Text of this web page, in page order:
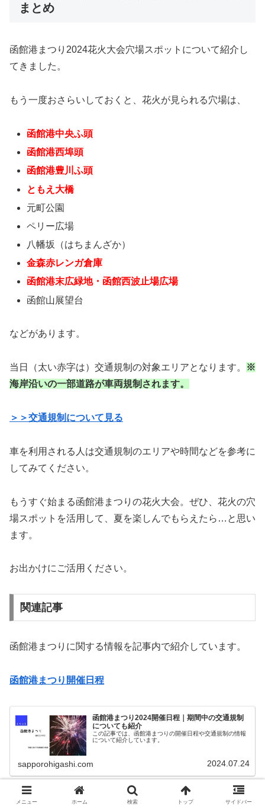
まとめ
函館港まつり2024花火大会穴場スポットについて紹介し
てきました。
もう一度おさらいしておくと、花火が見られる穴場は、
函館港中央ふ頭
函館港西埠頭
函館港豊川ふ頭
ともえ大橋
元町公園
ペリー広場
八幡坂（はちまんざか）
金森赤レンガ倉庫
函館港末広緑地・函館西波止場広場
函館山展望台
などがあります。
当日（太い赤字は）交通規制の対象エリアとなります。
※
海岸沿いの一部道路が車両規制されます。
＞＞交通規制について見る
車を利用される人は交通規制のエリアや時間などを参考に
してみてください。
もうすぐ始まる函館港まつりの花火大会。ぜひ、花火の穴
場スポットを活用して、夏を楽しんでもらえたら…と思い
ます。
お出かけにご活用ください。
関連記事
函館港まつりに関する情報を記事内で紹介しています。
函館港まつり開催日程
函館港まつり2024開催日程｜期間中の交通規制
についても紹介
この記事では、函館港まつりの開催日程や交通規制の情報
について紹介しています。
sapporohigashi.com 2024.07.24
メニュー ホーム 検索 トップ サイドバー